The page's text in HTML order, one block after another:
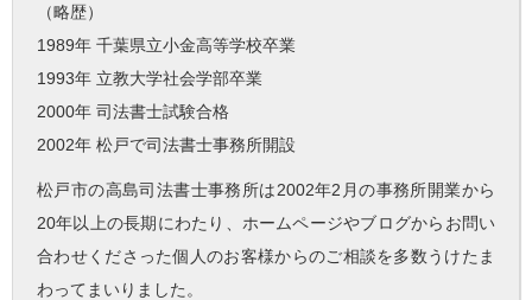
（略歴）
1989年 千葉県立小金高等学校卒業
1993年 立教大学社会学部卒業
2000年 司法書士試験合格
2002年 松戸で司法書士事務所開設
松戸市の高島司法書士事務所は2002年2月の事務所開業から
20年以上の長期にわたり、ホームページやブログからお問い
合わせくださった個人のお客様からのご相談を多数うけたま
わってまいりました。